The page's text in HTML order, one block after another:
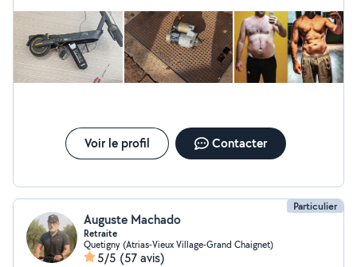
Voir le profil Contacter
Particulier
Auguste Machado
Retraite
Quetigny (Atrias-Vieux Village-Grand Chaignet)
5/5 (57 avis)